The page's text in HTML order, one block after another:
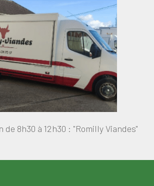
de 8h30 à 12h30 : "Romilly Viandes"